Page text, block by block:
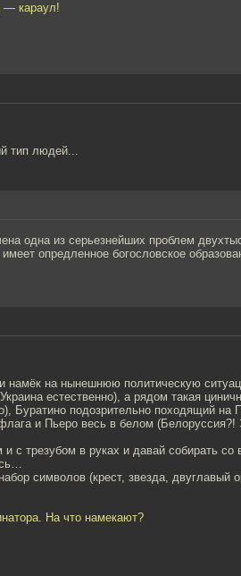
— караул!
тип людей...
одна из серьезнейших проблем
опредленное богословское
намёк на нынешнюю политическую
естественно), а рядом такая
Буратино подозрительно походящий на
и Пьеро весь в белом (Белоруссия?!
с трезубом в руках и давай собирать
символов (крест, звезда, двуглавый
На что намекают?